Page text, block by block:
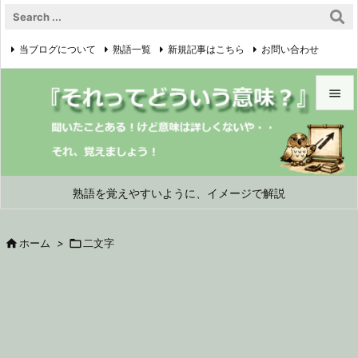
熟語を覚えやすいように、イメージで解説


メニュ


当ブログについて 熟語一覧 新規記事はこちら お問い合わせ
プライバシーポリシー 
 ホーム >  二文字